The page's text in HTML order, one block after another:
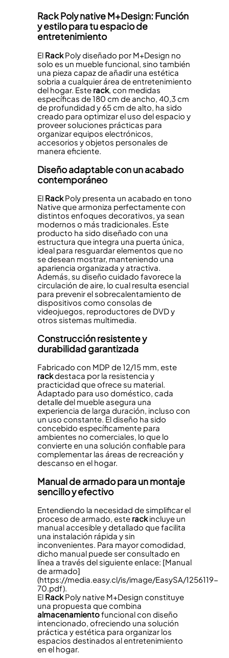
RackPoly native M+Design: Función
y estilo para tu espacio de
entretenimiento
El RackPoly diseñado por M+Design no
solo es un mueble funcional, sino también
una pieza capaz de añadir una estética
sobria a cualquier área de entretenimiento
del hogar. Este rack, con medidas
específicas de 180 cm de ancho, 40,3 cm
de profundidad y 65 cm de alto, ha sido
creado para optimizar el uso del espacio y
proveer soluciones prácticas para
organizar equipos electrónicos,
accesorios y objetos personales de
manera eficiente.
Diseño adaptable con un acabado
contemporáneo
El RackPoly presenta un acabado en tono
Native que armoniza perfectamente con
distintos enfoques decorativos, ya sean
modernos o más tradicionales. Este
producto ha sido diseñado con una
estructura que integra una puerta única,
ideal para resguardar elementos que no
se desean mostrar, manteniendo una
apariencia organizada y atractiva.
Además, su diseño cuidado favorece la
circulación de aire, lo cual resulta esencial
para prevenir el sobrecalentamiento de
dispositivos como consolas de
videojuegos, reproductores de DVD y
otros sistemas multimedia.
Construcción resistente y
durabilidad garantizada
Fabricado con MDP de 12/15 mm, este
rackdestaca por la resistencia y
practicidad que ofrece su material.
Adaptado para uso doméstico, cada
detalle del mueble asegura una
experiencia de larga duración, incluso con
un uso constante. El diseño ha sido
concebido específicamente para
ambientes no comerciales, lo que lo
convierte en una solución confiable para
complementar las áreas de recreación y
descanso en el hogar.
Manual de armado para un montaje
sencillo y efectivo
Entendiendo la necesidad de simplificar el
proceso de armado, este rackincluye un
manual accesible y detallado que facilita
una instalación rápida y sin
inconvenientes. Para mayor comodidad,
dicho manual puede ser consultado en
línea a través del siguiente enlace: [Manual
de armado]
(https://media.easy.cl/is/image/EasySA/1256119-
70.pdf).
El RackPoly native M+Design constituye
una propuesta que combina
almacenamientofuncional con diseño
intencionado, ofreciendo una solución
práctica y estética para organizar los
espacios destinados al entretenimiento
en el hogar.